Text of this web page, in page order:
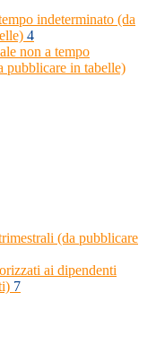
indeterminato (da
4
non a tempo
pubblicare in tabelle)
(da pubblicare
ai dipendenti
7